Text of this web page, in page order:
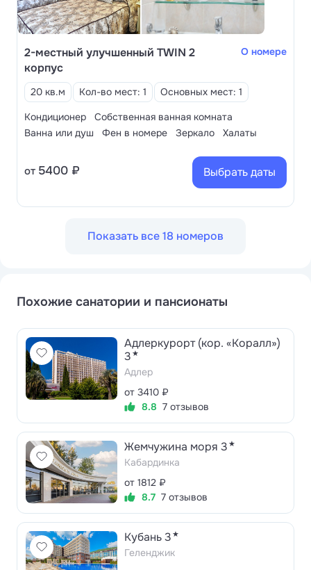
2-местный улучшенный TWIN 2
корпус
О номере
20 кв.м Кол-во мест: 1
Основных мест: 1
Кондиционер
Собственная ванная комната
Ванна или душ
Фен в номере Зеркало Халаты
от 5400 ₽ Выбрать даты
Показать все 18 номеров
Похожие санатории и пансионаты
Адлеркурорт (кор. «Коралл»)
3 ★
Адлер
от 3410 ₽
8.8 7 отзывов
Жемчужина моря 3 ★
Кабардинка
от 1812 ₽
8.7 7 отзывов
Кубань 3 ★
Геленджик